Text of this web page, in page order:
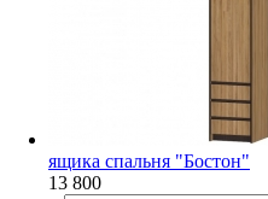
ящика спальня "Бостон"
13 800